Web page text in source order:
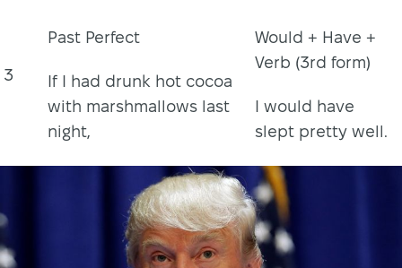
3
Past Perfect
If I had drunk hot cocoa
with marshmallows last
night,
Would + Have +
Verb (3rd form)
I would have
slept pretty well.